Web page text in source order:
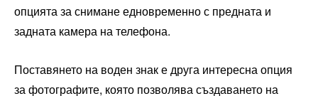
опцията за снимане едновременно с предната и
задната камера на телефона.
Поставянето на воден знак е друга интересна опция
за фотографите, която позволява създаването на